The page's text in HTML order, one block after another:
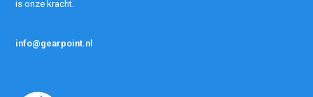
is onze kracht.
info@gearpoint.nl